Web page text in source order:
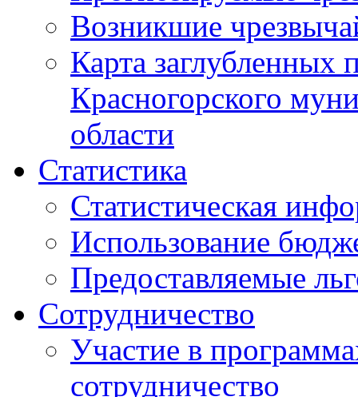
Возникшие
Карта
Красногорского
области
Статистика
Статистическая
Использование
Предоставляемые
Сотрудничество
Участие в
сотрудничество